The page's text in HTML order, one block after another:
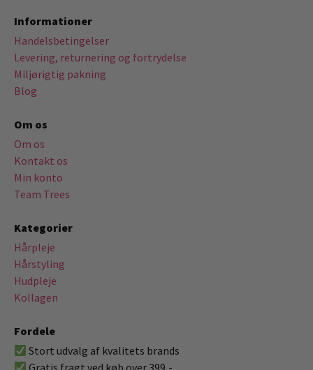
Informationer
Handelsbetingelser
Levering, returnering og fortrydelse
Miljørigtig pakning
Blog
Om os
Om os
Kontakt os
Min konto
Team Trees
Kategorier
Hårpleje
Hårstyling
Hudpleje
Kollagen
Fordele
Stort udvalg af kvalitets brands
Gratis fragt ved køb over 399,-